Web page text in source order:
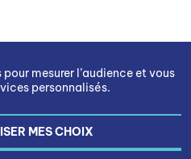
mesurer l’audience et vous
personnalisés.
MES CHOIX